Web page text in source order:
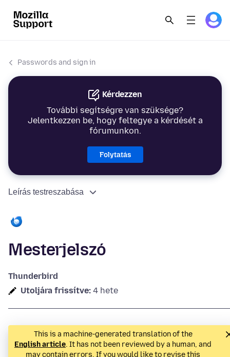
Passwords and sign in
Kérdezzen
További segítségre van szüksége?
Jelentkezzen be, hogy feltegye a kérdését a
fórumunkon.
Folytatás
Leírás testreszabása
Mesterjelszó
Thunderbird
Utoljára frissítve: 4 hete
This is a machine-generated translation of the
English article. It has not been reviewed by a human, and
may contain errors. If you would like to revise this